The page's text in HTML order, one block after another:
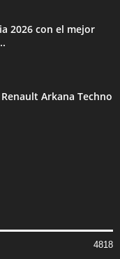
2026 con el mejor
Arkana Techno
4818